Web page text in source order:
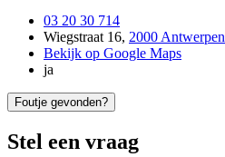
03 20 30 714
Wiegstraat 16, 2000 Antwerpen
Bekijk op Google Maps
ja
Foutje gevonden?
Stel een vraag